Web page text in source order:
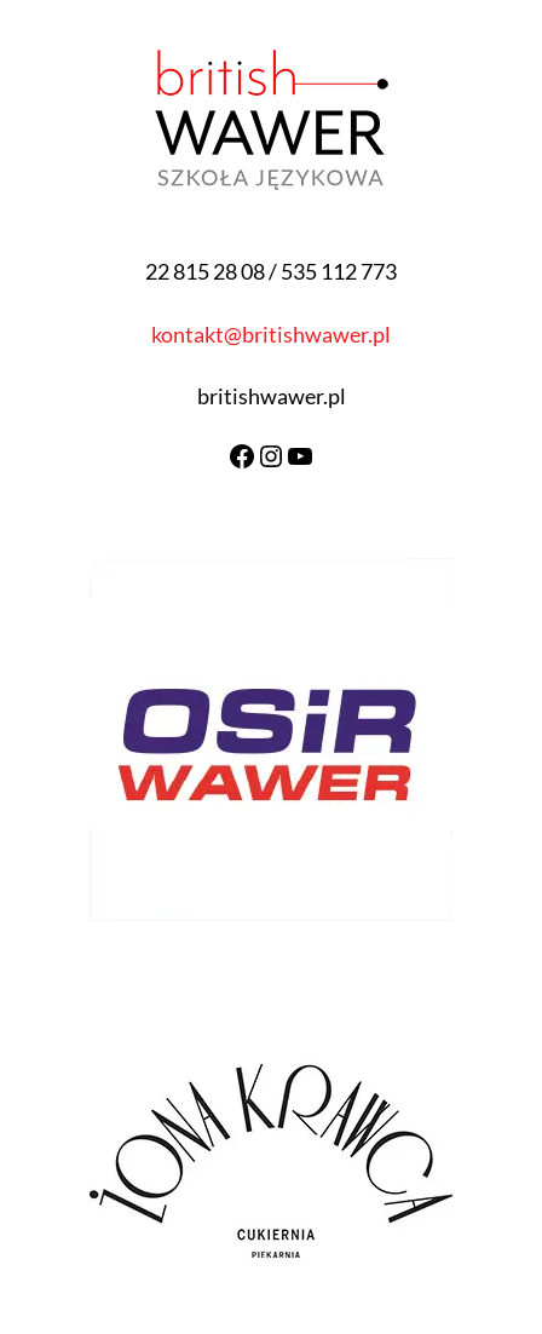
22 815 28 08 / 535 112 773
kontakt@britishwawer.pl
britishwawer.pl
Facebook
Instagram
YouTube